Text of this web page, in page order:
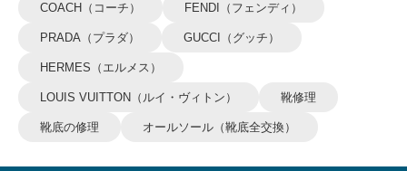
COACH（コーチ） FENDI（フェンディ）
PRADA（プラダ） GUCCI（グッチ）
HERMES（エルメス）
LOUIS VUITTON（ルイ・ヴィトン） 靴修理
靴底の修理 オールソール（靴底全交換）